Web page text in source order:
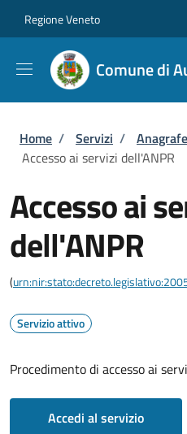
Regione Veneto
Comune di
Briciole di
Home / Servizi /
Accesso ai servizi dell'ANPR
Accesso ai
dell'ANPR
(
Servizio attivo
Procedimento di accesso ai
Accedi al servizio